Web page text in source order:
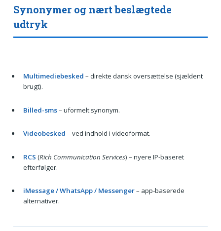
Synonymer og nært beslægtede
udtryk
Multimediebesked – direkte dansk oversættelse (sjældent
brugt).
Billed-sms– uformelt synonym.
Videobesked – ved indhold i videoformat.
RCS (Rich Communication Services) – nyere IP-baseret
efterfølger.
iMessage / WhatsApp / Messenger– app-baserede
alternativer.